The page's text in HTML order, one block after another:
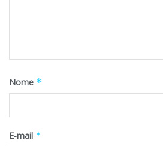
Nome *
E-mail *